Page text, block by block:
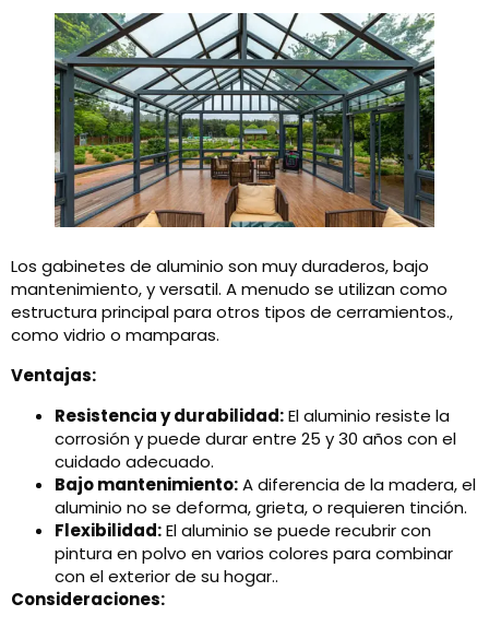
Los gabinetes de aluminio son muy duraderos, bajo
mantenimiento, y versatil. A menudo se utilizan como
estructura principal para otros tipos de cerramientos.,
como vidrio o mamparas.
Ventajas:
Resistencia y durabilidad:El aluminio resiste la
corrosión y puede durar entre 25 y 30 años con el
cuidado adecuado.
Bajo mantenimiento:A diferencia de la madera, el
aluminio no se deforma, grieta, o requieren tinción.
Flexibilidad:El aluminio se puede recubrir con
pintura en polvo en varios colores para combinar
con el exterior de su hogar..
Consideraciones: